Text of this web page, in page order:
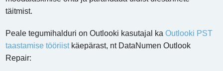
täitmist.
Peale tegumihalduri on Outlooki kasutajal kaOutlooki PST
taastamise tööriistkäepärast, nt DataNumen Outlook
Repair: